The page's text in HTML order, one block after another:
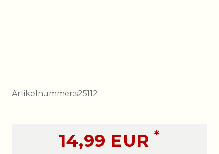
Artikelnummer:s25112
14,99 EUR*